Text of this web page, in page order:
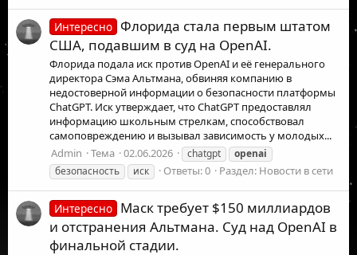
Интересно Флорида стала первым штатом
США, подавшим в суд на OpenAI.
Флорида подала иск против OpenAI и её генерального
директора Сэма Альтмана, обвиняя компанию в
недостоверной информации о безопасности платформы
ChatGPT. Иск утверждает, что ChatGPT предоставлял
информацию школьным стрелкам, способствовал
самоповреждению и вызывал зависимость у молодых...
Admin
Тема 02.06.2026 chatgpt
openai
безопасность
иск Ответы: 0 Раздел: Новости в сети
Интересно Маск требует $150 миллиардов
и отстранения Альтмана. Суд над OpenAI в
финальной стадии.